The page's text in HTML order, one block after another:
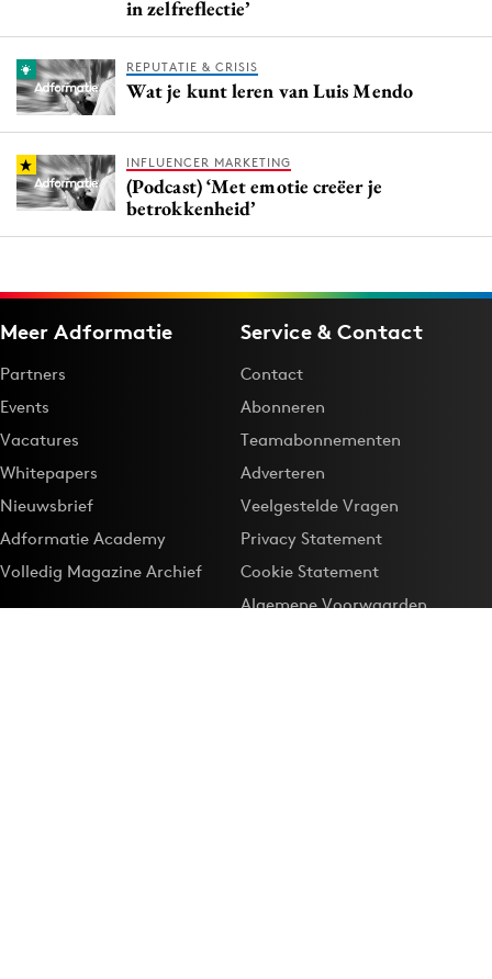
in zelfreflectie’
REPUTATIE & CRISIS
Wat je kunt leren van Luis Mendo
INFLUENCER MARKETING
(Podcast) ‘Met emotie creëer je
betrokkenheid’
Meer Adformatie
Partners
Events
Vacatures
Whitepapers
Nieuwsbrief
Adformatie Academy
Volledig Magazine Archief
Service & Contact
Contact
Abonneren
Teamabonnementen
Adverteren
Veelgestelde Vragen
Privacy Statement
Cookie Statement
Algemene Voorwaarden